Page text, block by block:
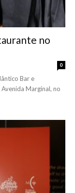
no
0
Bar e
Marginal, no